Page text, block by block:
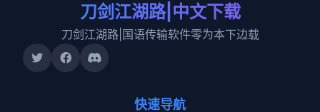
刀剑江湖路|中文下载
刀剑江湖路|国语传输软件零为本下边载
快速导航